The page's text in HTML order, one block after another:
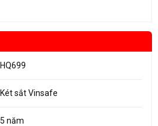
HQ699
Két sắt Vinsafe
5 năm